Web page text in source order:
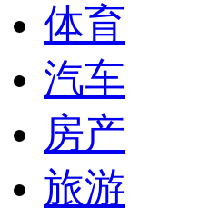
体育
汽车
房产
旅游